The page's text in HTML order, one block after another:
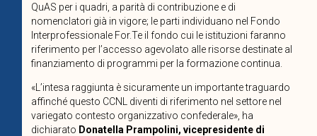
QuAS per i quadri, a parità di contribuzione e di
nomenclatori già in vigore; le parti individuano nel Fondo
Interprofessionale For.Te il fondo cui le istituzioni faranno
riferimento per l’accesso agevolato alle risorse destinate al
finanziamento di programmi per la formazione continua.
«L’intesa raggiunta è sicuramente un importante traguardo
affinché questo CCNL diventi di riferimento nel settore nel
variegato contesto organizzativo confederale», ha
dichiarato Donatella Prampolini, vicepresidente di